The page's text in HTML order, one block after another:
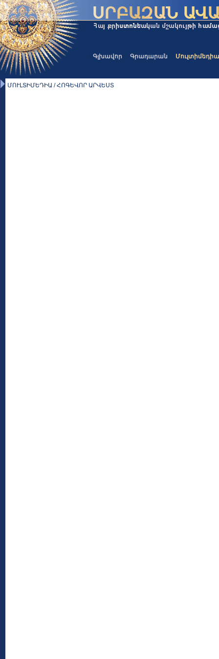
Գլխավոր Գրադարան Մուլտիմեդիա
ՄՈՒԼՏԻՄԵԴԻԱ / ՀՈԳԵՎՈՐ ԱՐՎԵՍՏ